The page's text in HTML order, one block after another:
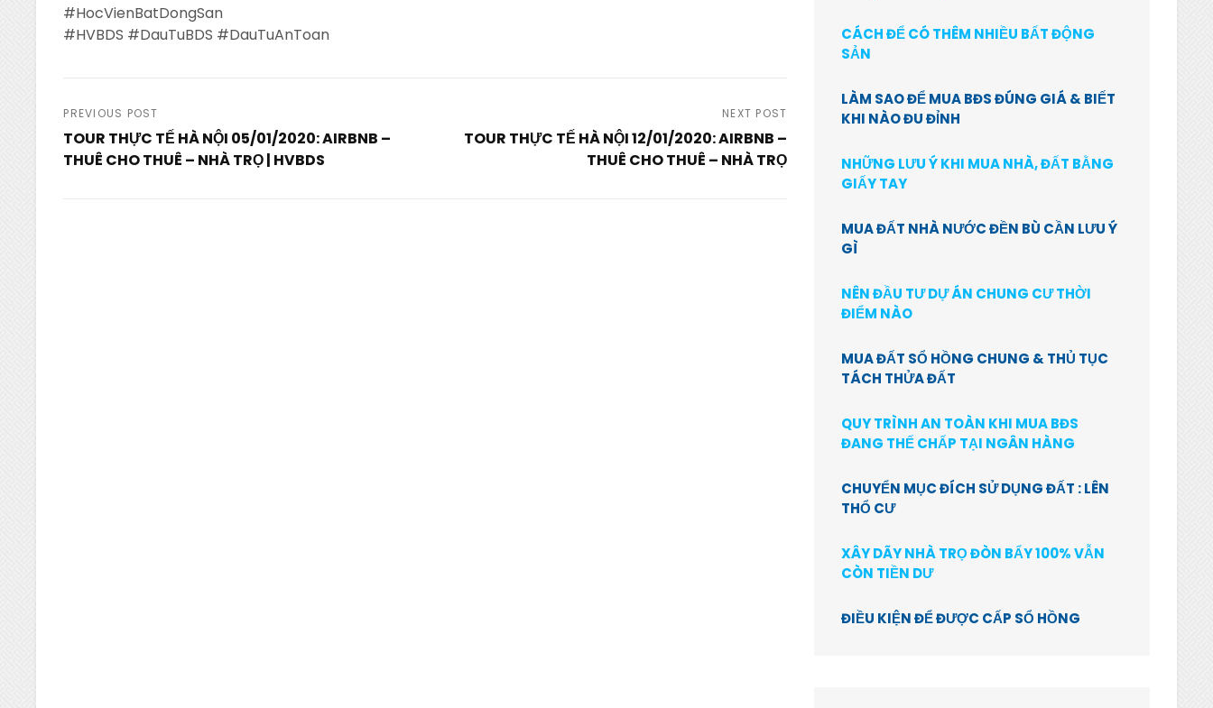
#HocVienBatDongSan
#HVBDS #DauTuBDS #DauTuAnToan
Post
navigation
PREVIOUS POST
TOUR THỰC TẾ HÀ NỘI 05/01/2020: AIRBNB –
THUÊ CHO THUÊ – NHÀ TRỌ | HVBDS
NEXT POST
TOUR THỰC TẾ HÀ NỘI 12/01/2020: AIRBNB –
THUÊ CHO THUÊ – NHÀ TRỌ
CÁCH ĐỂ CÓ THÊM NHIỀU BẤT ĐỘNG
SẢN
LÀM SAO ĐỂ MUA BĐS ĐÚNG GIÁ & BIẾT
KHI NÀO ĐU ĐỈNH
NHỮNG LƯU Ý KHI MUA NHÀ, ĐẤT BẰNG
GIẤY TAY
MUA ĐẤT NHÀ NƯỚC ĐỀN BÙ CẦN LƯU Ý
GÌ
NÊN ĐẦU TƯ DỰ ÁN CHUNG CƯ THỜI
ĐIỂM NÀO
MUA ĐẤT SỔ HỒNG CHUNG & THỦ TỤC
TÁCH THỬA ĐẤT
QUY TRÌNH AN TOÀN KHI MUA BĐS
ĐANG THẾ CHẤP TẠI NGÂN HÀNG
CHUYỂN MỤC ĐÍCH SỬ DỤNG ĐẤT : LÊN
THỔ CƯ
XÂY DÃY NHÀ TRỌ ĐÒN BẨY 100% VẪN
CÒN TIỀN DƯ
ĐIỀU KIỆN ĐỂ ĐƯỢC CẤP SỔ HỒNG